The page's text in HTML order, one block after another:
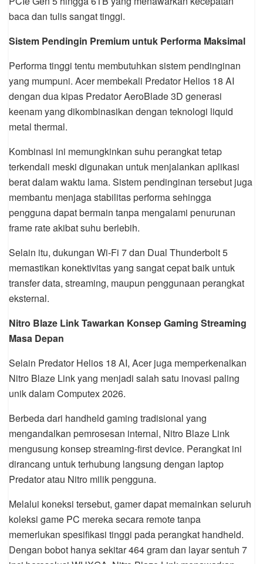
baca dan tulis sangat tinggi.
Sistem Pendingin Premium untuk Performa Maksimal
Performa tinggi tentu membutuhkan sistem pendinginan
yang mumpuni. Acer membekali Predator Helios 18 AI
dengan dua kipas Predator AeroBlade 3D generasi
keenam yang dikombinasikan dengan teknologi liquid
metal thermal.
Kombinasi ini memungkinkan suhu perangkat tetap
terkendali meski digunakan untuk menjalankan aplikasi
berat dalam waktu lama. Sistem pendinginan tersebut juga
membantu menjaga stabilitas performa sehingga
pengguna dapat bermain tanpa mengalami penurunan
frame rate akibat suhu berlebih.
Selain itu, dukungan Wi-Fi 7 dan Dual Thunderbolt 5
memastikan konektivitas yang sangat cepat baik untuk
transfer data, streaming, maupun penggunaan perangkat
eksternal.
Nitro Blaze Link Tawarkan Konsep Gaming Streaming
Masa Depan
Selain Predator Helios 18 AI, Acer juga memperkenalkan
Nitro Blaze Link yang menjadi salah satu inovasi paling
unik dalam Computex 2026.
Berbeda dari handheld gaming tradisional yang
mengandalkan pemrosesan internal, Nitro Blaze Link
mengusung konsep streaming-first device. Perangkat ini
dirancang untuk terhubung langsung dengan laptop
Predator atau Nitro milik pengguna.
Melalui koneksi tersebut, gamer dapat memainkan seluruh
koleksi game PC mereka secara remote tanpa
memerlukan spesifikasi tinggi pada perangkat handheld.
Dengan bobot hanya sekitar 464 gram dan layar sentuh 7